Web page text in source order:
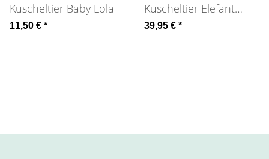
Kuscheltier Baby Lola
11,50 € *
Kuscheltier Elefant
Elphee grau
39,95 € *